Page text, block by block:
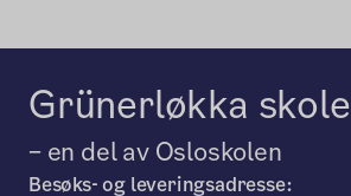
Grünerløkka skole
– en del av Osloskolen
Besøks- og leveringsadresse: